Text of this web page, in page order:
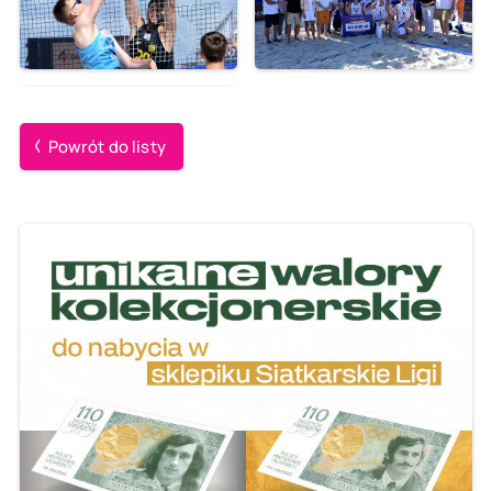
Powrót do listy